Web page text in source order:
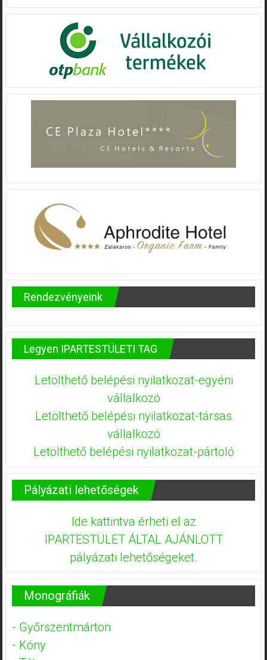
Rendezvényeink
Legyen IPARTESTÜLETI TAG
Letölthető belépési nyilatkozat-egyéni
vállalkozó
Letölthető belépési nyilatkozat-társas
vállalkozó
Letölthető belépési nyilatkozat-pártoló
Pályázati lehetőségek
Ide kattintva érheti el az
IPARTESTÜLET ÁLTAL AJÁNLOTT
pályázati lehetőségeket.
Monográfiák
- Győrszentmárton
- Kóny